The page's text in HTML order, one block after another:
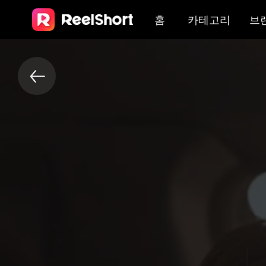
홈 카테고리 브